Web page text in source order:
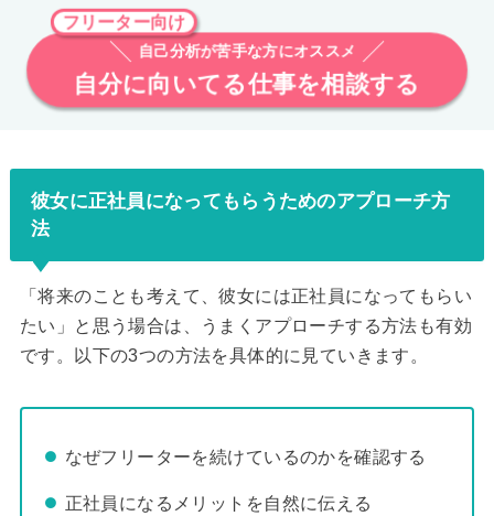
フリーター向け
自己分析が苦手な方にオススメ
自分に向いてる仕事を相談する
彼女に正社員になってもらうためのアプローチ方
法
「将来のことも考えて、彼女には正社員になってもらい
たい」と思う場合は、うまくアプローチする方法も有効
です。以下の3つの方法を具体的に見ていきます。
なぜフリーターを続けているのかを確認する
正社員になるメリットを自然に伝える